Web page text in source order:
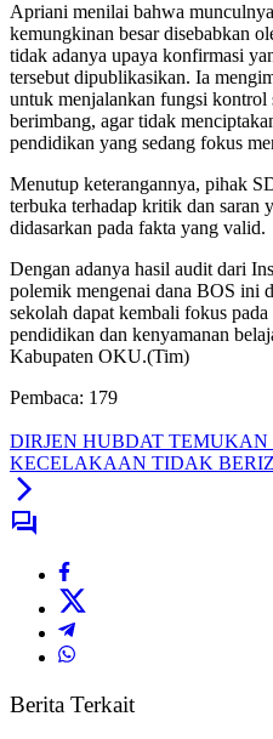
Apriani menilai bahwa
kemungkinan besar disebabkan
tidak adanya upaya konfirmasi
tersebut dipublikasikan. Ia
untuk menjalankan fungsi kontrol
berimbang, agar tidak
pendidikan yang sedang fokus
Menutup keterangannya, pihak
terbuka terhadap kritik dan saran
didasarkan pada fakta yang valid.
Dengan adanya hasil audit dari
polemik mengenai dana BOS ini
sekolah dapat kembali fokus
pendidikan dan kenyamanan
Kabupaten OKU.(Tim)
Pembaca: 179
DIRJEN HUBDAT
KECELAKAAN TIDAK
Berita Terkait